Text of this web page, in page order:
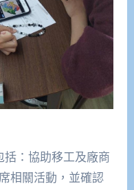
：協助移工及廠商
相關活動，並確認